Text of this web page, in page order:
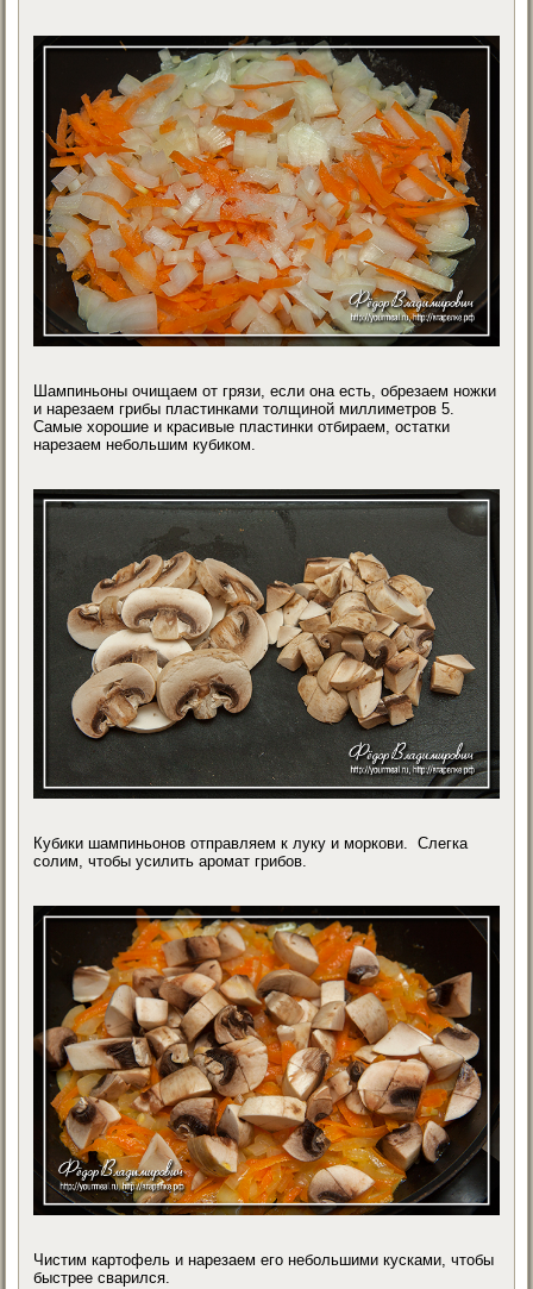
Шампиньоны очищаем от грязи, если она есть, обрезаем ножки
и нарезаем грибы пластинками толщиной миллиметров 5.
Самые хорошие и красивые пластинки отбираем, остатки
нарезаем небольшим кубиком.
Кубики шампиньонов отправляем к луку и моркови. Слегка
солим, чтобы усилить аромат грибов.
Чистим картофель и нарезаем его небольшими кусками, чтобы
быстрее сварился.